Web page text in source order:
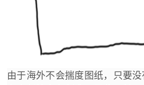
由于海外不会揣度图纸，只要